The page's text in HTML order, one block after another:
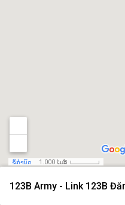
123B Army - Link 123B
ຂໍ້ກຳນົດ 1.000 ໄມລ໌